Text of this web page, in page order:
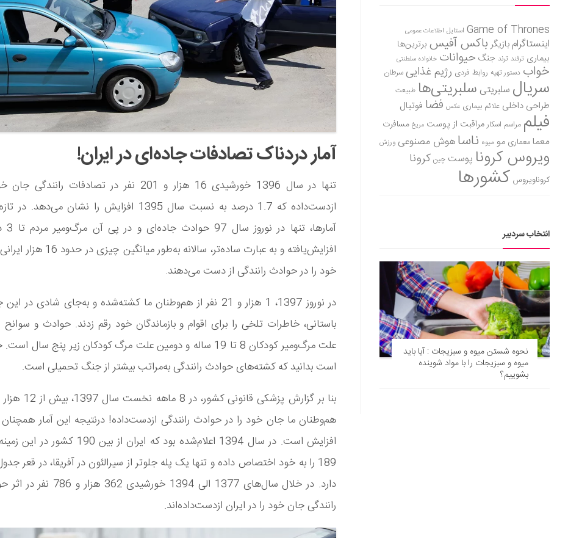
آمار دردناک تصادفات جاده‌ای در ایران!
تنها در سال 1396 خورشیدی 16 هزار و 201 نفر در تصادفات
ازدست‌داده که 1.7 درصد به نسبت سال 1395 افزایش را نشان می‌دهد.
آمارها،
افزایش‌یافته و به عبارت ساده‌تر، سالانه به‌طور
خود را در حوادث رانندگی از دست می‌دهند.
در نوروز 1397، 1 هزار و 21 نفر از هم‌وطنان ما کشته‌شده و به‌جای شادی در
باستانی، خاطرات تلخی را برای اقوام و بازماندگان خود رقم زدند. حوادث و سوانح
علت مرگ‌ومیر کودکان 8 تا 19 ساله و دومین علت مرگ کودکان زیر پنج سال
است بدانید که کشته‌های حوادث رانندگی به‌مراتب بیشتر از جنگ تحمیلی است.
بنا بر گزارش پزشکی قانونی کشور،
هم‌وطنان ما جان خود را در حوادث رانندگی ازدست‌داده! درنتیجه این آمار همچنان
افزایش است. در سال 1394 اعلام‌شده بود که ایران از بین 190
189 را به خود اختصاص داده و تنها یک پله جلوتر از سیرالئون در آفریقا، در قعر
دارد. در خلال سال‌های 1377 الی 1394 خورشیدی 362
رانندگی جان خود را در ایران ازدست‌داده‌اند.
Game of Thrones استایل اطلاعات عمومی
اینستاگرام بازیگر باکس آفیس برترین‌ها
بیماری ترفند ترند جنگ حیوانات خانواده سلطنتی
خواب دستور تهیه روابط فردی رژیم غذاییسرطان
سریال سلبریتی سلبریتی‌ها طبیعت
طراحی داخلی علائم بیماری عکس فضا فوتبال
فیلم مراسم اسکارمراقبت از پوست مریخ مسافرت
معمامعماری مو میوه ناساهوش مصنوعی ورزش
ویروس کرونا پوست چین کرونا
کروناویروس کشورها
انتخاب سردبیر
نحوه شستن میوه و سبزیجات : آیا باید
میوه و سبزیجات را با مواد شوینده
بشوییم؟